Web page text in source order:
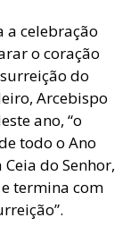
a celebração
o coração
do
Arcebispo
ano, “o
todo o Ano
do Senhor,
termina com